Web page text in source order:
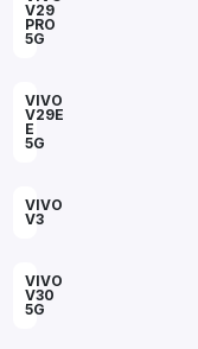
V29
PRO
5G
VIVO
V29E
E
5G
VIVO
V3
VIVO
V30
5G